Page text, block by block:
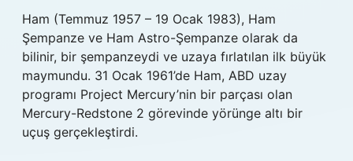
Ham (Temmuz 1957 – 19 Ocak 1983), Ham
Şempanze ve Ham Astro-Şempanze olarak da
bilinir, bir şempanzeydi ve uzaya fırlatılan ilk büyük
maymundu. 31 Ocak 1961’de Ham, ABD uzay
programı Project Mercury’nin bir parçası olan
Mercury-Redstone 2 görevinde yörünge altı bir
uçuş gerçekleştirdi.